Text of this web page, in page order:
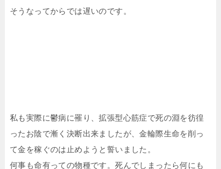
そうなってからでは遅いのです。
私も実際に鬱病に罹り、拡張型心筋症で死の淵を彷徨
ったお陰で漸く決断出来ましたが、金輪際生命を削っ
て金を稼ぐのは止めようと誓いました。
何事も命有っての物種です。死んでしまったら何にも